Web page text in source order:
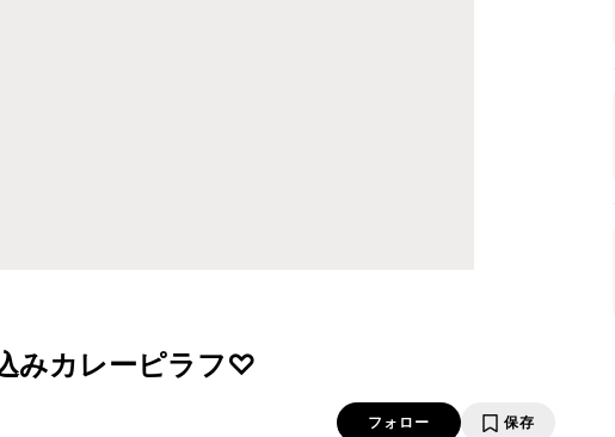
みカレーピラフ♡
フォロー 保存